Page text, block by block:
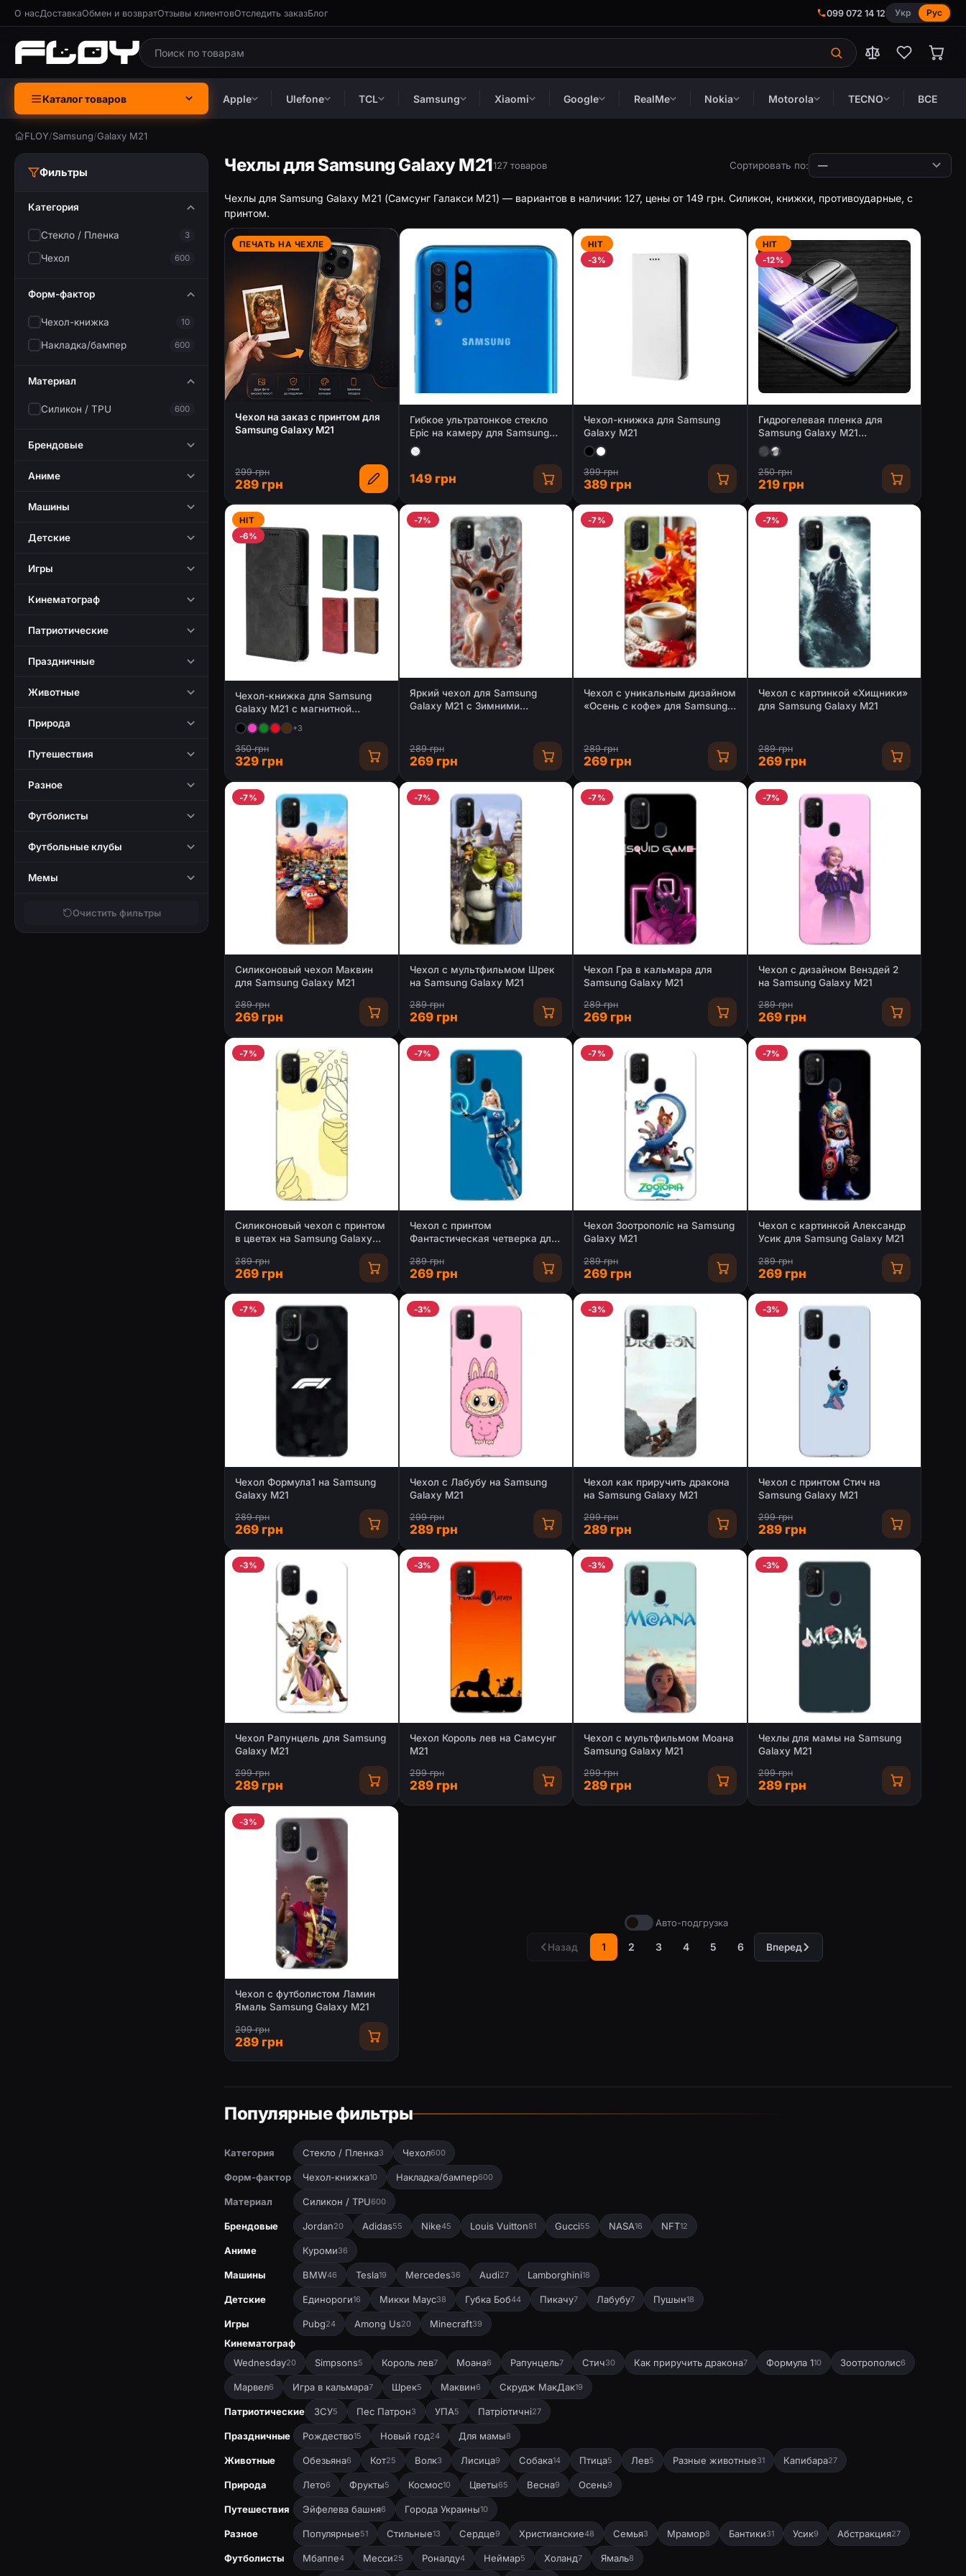
О насДоставкаОбмен и возвратОтзывы клиентовОтследить заказБлог 099 072 14 12 Укр Рус
Каталог товаров Apple Ulefone TCL Samsung Xiaomi Google RealMe Nokia Motorola TECNO ВСЕ
FLOY/Samsung/Galaxy M21
Фильтры
Категория
Стекло / Пленка 3
Чехол 600
Форм-фактор
Чехол-книжка 10
Накладка/бампер 600
Материал
Силикон / TPU 600
Брендовые
Аниме
Машины
Детские
Игры
Кинематограф
Патриотические
Праздничные
Животные
Природа
Путешествия
Разное
Футболисты
Футбольные клубы
Мемы
Очистить фильтры
Чехлы для Samsung Galaxy M21127 товаров Сортировать по:
Чехлы для Samsung Galaxy M21 (Самсунг Галакси М21) — вариантов в наличии: 127, цены от 149 грн. Силикон, книжки, противоударные, с
принтом.
ПЕЧАТЬ НА ЧЕХЛЕ
Чехол на заказ с принтом для
Samsung Galaxy M21
299 грн
289 грн
Гибкое ультратонкое стекло
Epic на камеру для Samsung
Galaxy A50 (A505F)
149 грн
HIT
-3%
Чехол-книжка для Samsung
Galaxy M21
399 грн
389 грн
HIT
-12%
Гидрогелевая пленка для
Samsung Galaxy M21
(Глянцевая / Матовая)
250 грн
219 грн
HIT
-6%
Чехол-книжка для Samsung
Galaxy M21 с магнитной
застежкой
+3
350 грн
329 грн
-7%
Яркий чехол для Samsung
Galaxy M21 с Зимними
289 грн
269 грн
-7%
Чехол с уникальным дизайном
«Осень с кофе» для Samsung
289 грн
269 грн
-7%
Чехол с картинкой «Хищники»
для Samsung Galaxy M21
289 грн
269 грн
-7%
Силиконовый чехол Маквин
для Samsung Galaxy M21
289 грн
269 грн
-7%
Чехол с мультфильмом Шрек
на Samsung Galaxy M21
289 грн
269 грн
-7%
Чехол Гра в кальмара для
Samsung Galaxy M21
289 грн
269 грн
-7%
Чехол с дизайном Венздей 2
на Samsung Galaxy M21
289 грн
269 грн
-7%
Силиконовый чехол с принтом
в цветах на Samsung Galaxy
289 грн
269 грн
-7%
Чехол с принтом
Фантастическая четверка для
289 грн
269 грн
-7%
Чехол Зоотрополіс на Samsung
Galaxy M21
289 грн
269 грн
-7%
Чехол с картинкой Александр
Усик для Samsung Galaxy M21
289 грн
269 грн
-7%
Чехол Формула1 на Samsung
Galaxy M21
289 грн
269 грн
-3%
Чехол с Лабубу на Samsung
Galaxy M21
299 грн
289 грн
-3%
Чехол как приручить дракона
на Samsung Galaxy M21
299 грн
289 грн
-3%
Чехол с принтом Стич на
Samsung Galaxy M21
299 грн
289 грн
-3%
Чехол Рапунцель для Samsung
Galaxy M21
299 грн
289 грн
-3%
Чехол Король лев на Самсунг
М21
299 грн
289 грн
-3%
Чехол с мультфильмом Моана
Samsung Galaxy M21
299 грн
289 грн
-3%
Чехлы для мамы на Samsung
Galaxy M21
299 грн
289 грн
-3%
Чехол с футболистом Ламин
Ямаль Samsung Galaxy M21
299 грн
289 грн
Авто-подгрузка
Назад 1 2 3 4 5 6 Вперед
Популярные фильтры
Категория Стекло / Пленка3 Чехол600
Форм-фактор Чехол-книжка10 Накладка/бампер600
Материал Силикон / TPU600
Брендовые Jordan20 Adidas55 Nike45 Louis Vuitton81 Gucci55 NASA16 NFT12
Аниме Куроми36
Машины BMW46 Tesla19 Mercedes36 Audi27 Lamborghini18
Детские Единороги16 Микки Маус38 Губка Боб44 Пикачу7 Лабубу7 Пушын18
Игры Pubg24 Among Us20 Minecraft39
Кинематограф
Wednesday20 Simpsons5 Король лев7 Моана6 Рапунцель7 Стич30 Как приручить дракона7 Формула 110 Зоотрополис6
Марвел6 Игра в кальмара7 Шрек5 Маквин6 Скрудж МакДак19
Патриотические ЗСУ5 Пес Патрон3 УПА5 Патріотичні27
Праздничные Рождество15 Новый год24 Для мамы8
Животные Обезьяна6 Кот25 Волк3 Лисица9 Собака14 Птица5 Лев5 Разные животные31 Капибара27
Природа Лето6 Фрукты5 Космос10 Цветы65 Весна9 Осень9
Путешествия Эйфелева башня6 Города Украины10
Разное Популярные51 Стильные13 Сердце9 Христианские48 Семья3 Мрамор8 Бантики31 Усик9 Абстракция27
Футболисты Мбаппе4 Месси25 Роналду4 Неймар5 Холанд7 Ямаль8